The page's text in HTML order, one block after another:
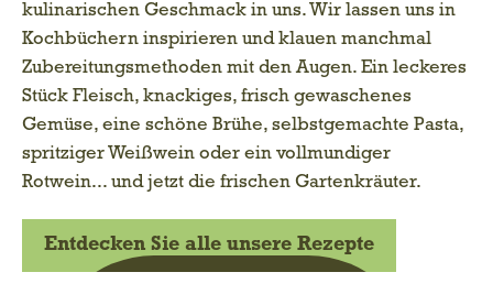
kulinarischen Geschmack in uns. Wir lassen uns in
Kochbüchern inspirieren und klauen manchmal
Zubereitungsmethoden mit den Augen. Ein leckeres
Stück Fleisch, knackiges, frisch gewaschenes
Gemüse, eine schöne Brühe, selbstgemachte Pasta,
spritziger Weißwein oder ein vollmundiger
Rotwein... und jetzt die frischen Gartenkräuter.
Entdecken Sie alle unsere Rezepte